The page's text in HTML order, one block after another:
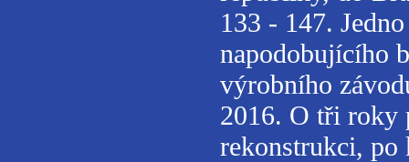
133 - 147.
napodobujícího
výrobního
2016. O tři roky
rekonstrukci, po